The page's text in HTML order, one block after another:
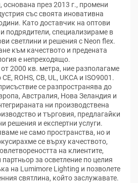
основана през 2013 г., промени
със своята иновативна
Като доставчик на оптови
подрядители, специализираме в
светлини и решения с Neon flex.
към качеството и предената
е непреходящо.
2000 кв. метра, ние разполагаме
ROHS, CB, UL, UKCA и ISO9001.
се разпространява до
Австралия, Нова Зеландия и
ни производствена
и търговия, предлагайки
решения и експертни услуги.
не само пространства, но и
се върху качеството,
на клиентите,
за осветление по целия
на Lumimore Lighting и позволете
святлина, който заслужавате.